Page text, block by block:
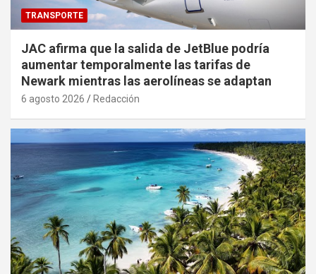
TRANSPORTE
JAC afirma que la salida de JetBlue podría
aumentar temporalmente las tarifas de
Newark mientras las aerolíneas se adaptan
6 agosto 2026 Redacción